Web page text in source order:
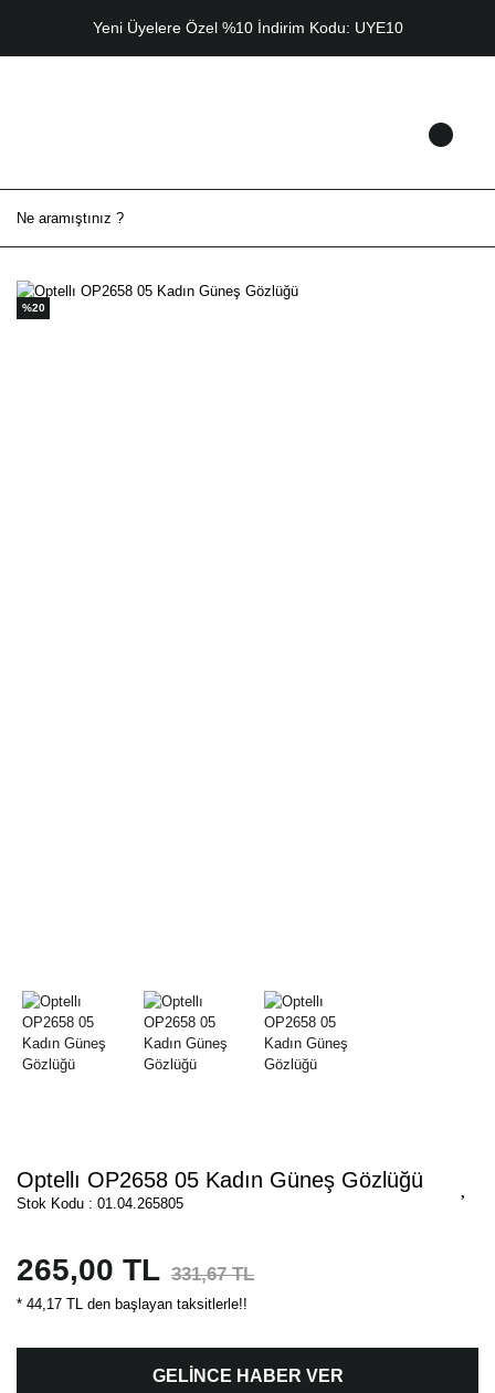
Yeni Üyelere Özel %10 İndirim Kodu: UYE10
%20
Optellı OP2658 05 Kadın Güneş Gözlüğü
Stok Kodu : 01.04.265805
265,00 TL 331,67 TL
* 44,17 TL den başlayan taksitlerle!!
GELİNCE HABER VER